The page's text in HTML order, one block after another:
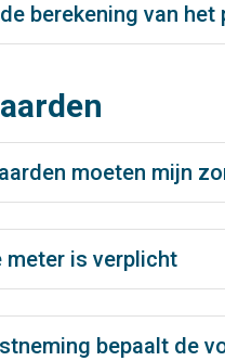
berekening van het
moeten mijn
is verplicht
bepaalt de